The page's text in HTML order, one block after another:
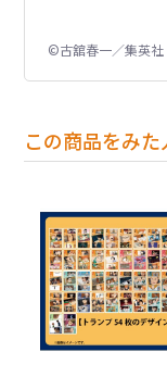
©古舘春一／集英社
この商品をみ